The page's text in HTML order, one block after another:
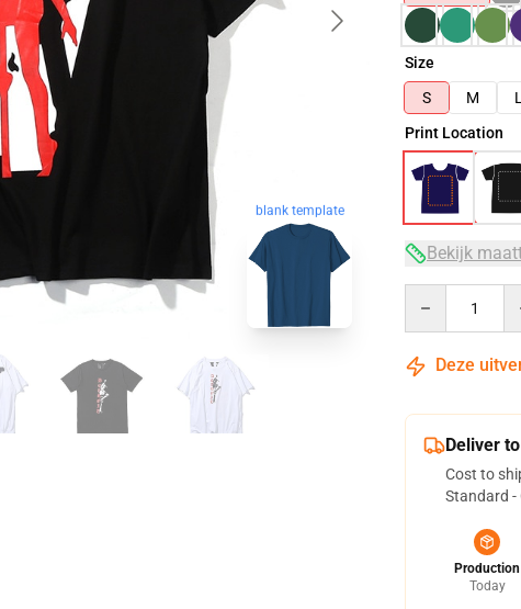
blank template
Size
S
M L
Print Location
Bekijk
Deze
Deliver
Cost to
Standard -
Production
Today